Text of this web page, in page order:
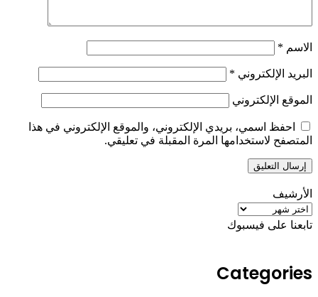
الاسم *
البريد الإلكتروني *
الموقع الإلكتروني
احفظ اسمي، بريدي الإلكتروني، والموقع الإلكتروني في هذا
المتصفح لاستخدامها المرة المقبلة في تعليقي.
الأرشيف
الأرشيف
تابعنا على فيسبوك
Categories